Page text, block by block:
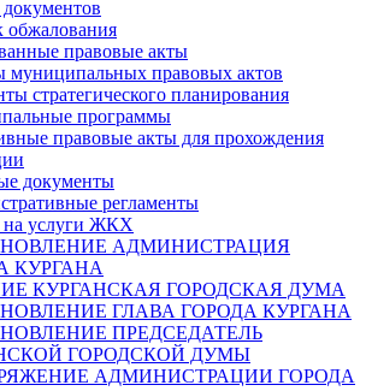
обжалования
правовые акты
муниципальных правовых актов
стратегического планирования
программы
правовые акты для прохождения
документы
регламенты
услуги ЖКХ
АДМИНИСТРАЦИЯ
КУРГАНА
КУРГАНСКАЯ ГОРОДСКАЯ ДУМА
ГЛАВА ГОРОДА КУРГАНА
ПРЕДСЕДАТЕЛЬ
ГОРОДСКОЙ ДУМЫ
АДМИНИСТРАЦИИ ГОРОДА